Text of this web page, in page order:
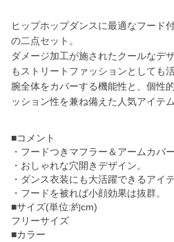
ヒップホップダンスに最適なフード
の二点セット。
ダメージ加工が施されたクールなデ
もストリートファッションとしても活
腕全体をカバーする機能性と、個性
ッション性を兼ね備えた人気アイテム
■コメント
・フードつきマフラー＆アームカバ
・おしゃれな穴開きデザイン。
・ダンス衣装にも大活躍できるアイ
・フードを被れば小顔効果は抜群。
■サイズ(単位:約cm)
フリーサイズ
■カラー